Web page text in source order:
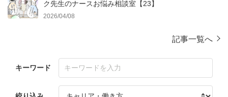
ク先生のナースお悩み相談室【23】
2026/04/08
記事一覧へ
キーワード